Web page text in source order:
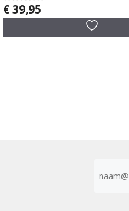
0
v
5
€39,95